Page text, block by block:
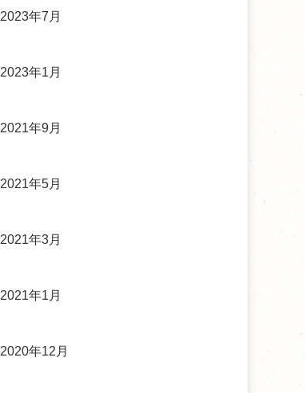
2023年7月
2023年1月
2021年9月
2021年5月
2021年3月
2021年1月
2020年12月